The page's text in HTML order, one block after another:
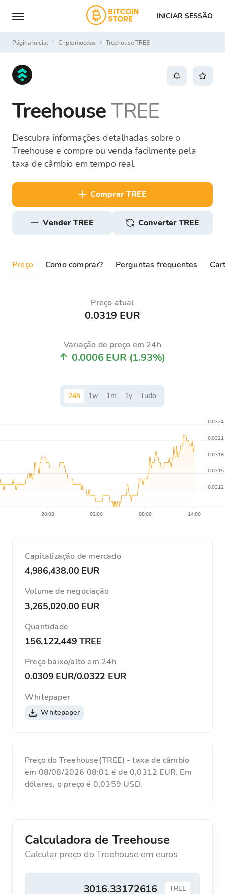
INICIAR SESSÃO
Página inicial Criptomoedas Treehouse TREE
TreehouseTREE
Descubra informações detalhadas sobre o
Treehouse e compre ou venda facilmente pela
taxa de câmbio em tempo real.
comprar TREE
vender TREE Converter TREE
Preço Como comprar? Perguntas frequentes
Preço atual
0.0319 EUR
Variação de preço em 24h
0.0006 EUR (1.93%)
24h 1w 1m 1y Tudo
20:00 02:00 08:00 14:00
0.0312
0.0315
0.0318
0.0321
0.0324
Capitalização de mercado
4,986,438.00 EUR
Volume de negociação
3,265,020.00 EUR
Quantidade
156,122,449 TREE
Preço baixo/alto em 24h
0.0309 EUR/0.0322 EUR
Whitepaper
Whitepaper
Preço do Treehouse(TREE) - taxa de câmbio
em 08/08/2026 08:01 é de 0,0312 EUR. Em
dólares, o preço é 0,0359 USD.
Calculadora de Treehouse
Calcular preço do Treehouse em euros
TREE